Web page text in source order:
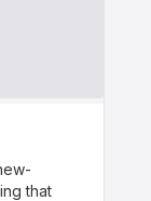
that